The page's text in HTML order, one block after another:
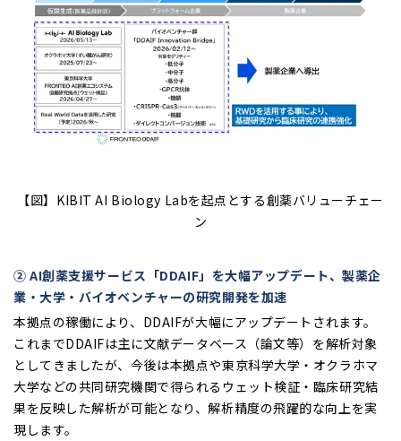
【図】KIBIT AI Biology Labを起点とする創薬バリューチェー
ン
② AI創薬支援サービス「DDAIF」を大幅アップデート、製薬企
業・大学・バイオベンチャーの研究開発を加速
本拠点の稼働により、DDAIFが大幅にアップデートされます。
これまでDDAIFは主に文献データベース（論文等）を解析対象
としてきましたが、今後は本拠点や東京科学大学・オクラホマ
大学などの共同研究機関で得られるウェット検証・臨床研究結
果を反映した解析が可能となり、解析精度の飛躍的な向上を実
現します。